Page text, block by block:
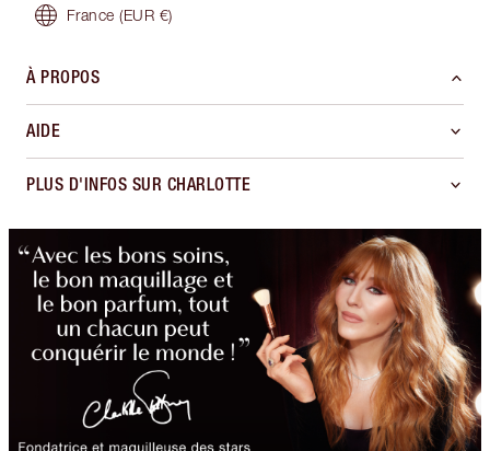
France (EUR €)
À PROPOS
AIDE
PLUS D'INFOS SUR CHARLOTTE